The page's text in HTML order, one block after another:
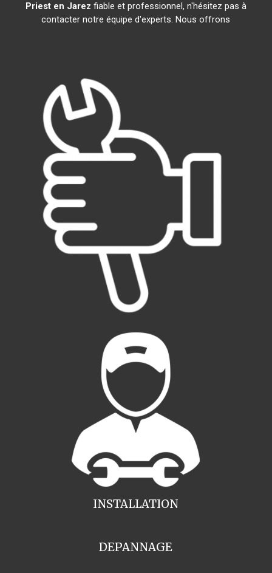
Priest en Jarez fiable et professionnel, n'hésitez pas à
contacter notre équipe d'experts. Nous offrons
INSTALLATION
DEPANNAGE